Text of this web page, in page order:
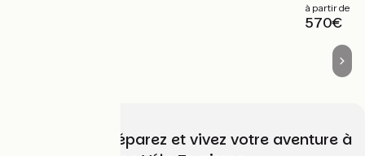
à partir de
570€
Choisissez, préparez et vivez votre aventure à